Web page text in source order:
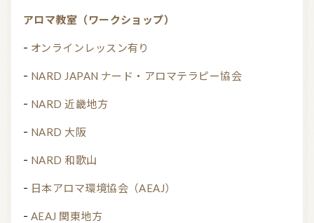
アロマ教室（ワークショップ）
オンラインレッスン有り
NARD JAPAN ナード・アロマテラピー協会
NARD 近畿地方
NARD 大阪
NARD 和歌山
日本アロマ環境協会（AEAJ）
AEAJ 関東地方